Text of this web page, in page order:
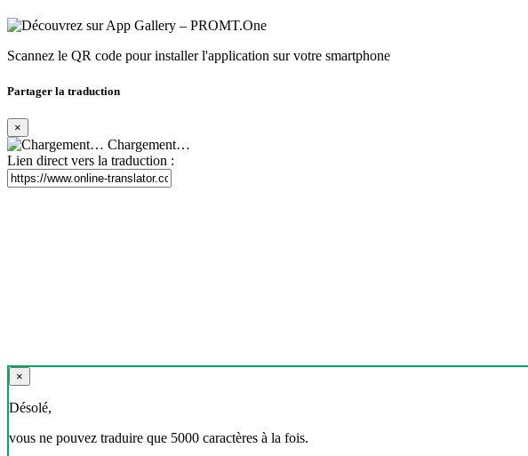
Scannez le QR code pour installer l'application sur votre smartphone
Partager la traduction
×
Chargement…
Lien direct vers la traduction :
×
Désolé,
vous ne pouvez traduire que 5000 caractères à la fois.